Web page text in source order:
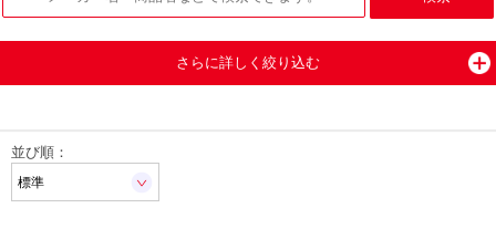
さらに詳しく絞り込む
並び順：